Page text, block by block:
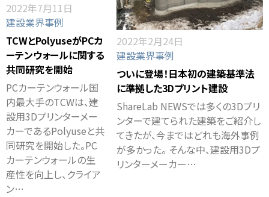
2022年7月11日
建設業界事例
TCWとPolyuseがPCカ
ーテンウォールに関する
共同研究を開始
PCカーテンウォール国
内最大手のTCWは、建
設用3Dプリンターメー
カーであるPolyuseと共
同研究を開始した。PC
カーテンウォールの生
産性を向上し、クライア
ン…
2022年2月24日
建設業界事例
ついに登場！日本初の建築基準法
に準拠した3Dプリント建設
ShareLab NEWSでは多くの3Dプリ
ンターで建てられた建築をご紹介し
てきたが、今まではどれも海外事例
が多かった。 そんな中、建設用3Dプ
リンターメーカー…